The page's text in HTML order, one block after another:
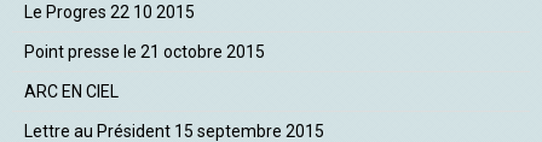
Le Progres 22 10 2015
Point presse le 21 octobre 2015
ARC EN CIEL
Lettre au Président 15 septembre 2015